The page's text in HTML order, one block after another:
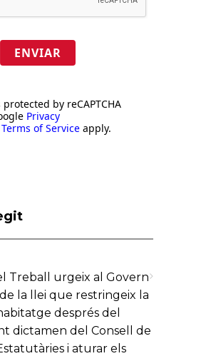
ENVIAR
by reCAPTCHA
Privacy
Terms of Service apply.
Treball urgeix al Govern
la llei que restringeix la
després del
dictamen del Consell de
i aturar els